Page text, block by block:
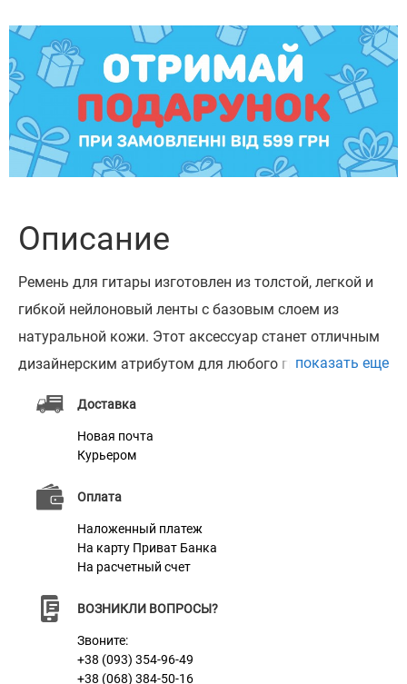
Доставка
Новая почта
Курьером
Оплата
Наложенный платеж
На карту Приват Банка
На расчетный счет
ВОЗНИКЛИ ВОПРОСЫ?
Звоните:
+38 (093) 354-96-49
+38 (068) 384-50-16
Описание
Ремень для гитары изготовлен из толстой, легкой и
гибкой нейлоновый ленты с базовым слоем из
натуральной кожи. Этот аксессуар станет отличным
дизайнерским атрибутом для любого гитариста. Мы
используем только высококачественные материалы,
такие как мягкий нейлон и натуральная кожа.
Универсальный ремень совместим с любым типом
электрической или бас-гитарой.
Характеристики
Материал
Регулируется от 120 см до 140 см
показать еще